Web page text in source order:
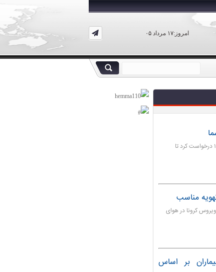
امروز:۱۷ مرداد ۰۵
مدیرکل انتقال خون استان تهران، از بهبود یافتگان ویروس کووید۱۹ درخواست کرد تا
مناسب
کرونا در هوای
بر اساس